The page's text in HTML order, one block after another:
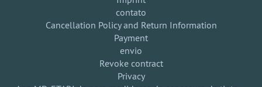
contato
Cancellation Policy and Return Information
Payment
envio
Revoke contract
Privacy